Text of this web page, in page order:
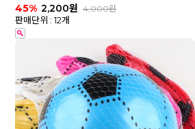
45% 2,200원 4,000원
판매단위 : 12개